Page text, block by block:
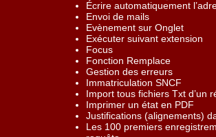
Écrire automatiquement
Envoi de mails
Evènement sur Onglet
Exécuter suivant extension
Focus
Fonction Remplace
Gestion des erreurs
Immatriculation SNCF
Import tous fichiers Txt d’un
Imprimer un état en PDF
Justifications (alignements)
Les 100 premiers